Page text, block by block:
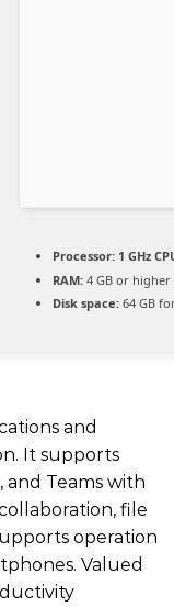
Processor: 1 GHz
RAM: 4 GB or higher
Disk space: 64 GB
and
It supports
Teams with
file
operation
Valued